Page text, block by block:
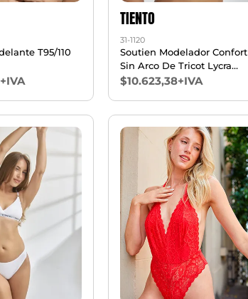
T95/110
TIENTO
31-1120
Soutien Modelador Confort
Sin Arco De Tricot Lycra
Reforzado Y Puntilla T95/110
$10.623,38+IVA